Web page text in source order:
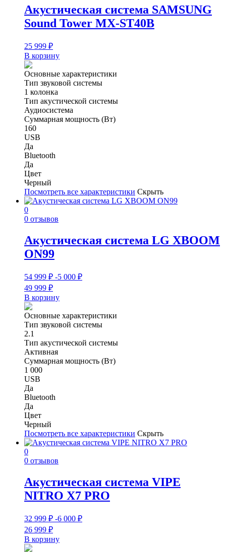
Акустическая система SAMSUNG
Sound Tower MX-ST40B
25 999 ₽
В корзину
Основные характеристики
Тип звуковой системы
1 колонка
Тип акустической системы
Аудиосистема
Суммарная мощность (Вт)
160
USB
Да
Bluetooth
Да
Цвет
Черный
Посмотреть все характеристики Скрыть
0
0 отзывов
Акустическая система LG XBOOM
ON99
54 999 ₽ -5 000 ₽
49 999 ₽
В корзину
Основные характеристики
Тип звуковой системы
2.1
Тип акустической системы
Активная
Суммарная мощность (Вт)
1 000
USB
Да
Bluetooth
Да
Цвет
Черный
Посмотреть все характеристики Скрыть
0
0 отзывов
Акустическая система VIPE
NITRO X7 PRO
32 999 ₽ -6 000 ₽
26 999 ₽
В корзину